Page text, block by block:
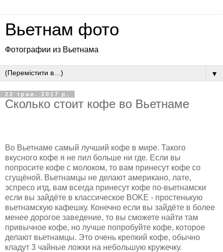
Вьетнам фото
Фотографии из Вьетнама
▼
22 трав. 2017 р.
Сколько стоит кофе во Вьетнаме
Во Вьетнаме самый лучший кофе в мире. Такого
вкусного кофе я не пил больше ни где. Если вы
попросите кофе с молоком, то вам принесут кофе со
сгущёной. Вьетнамцы не делают американо, лате,
эспресо итд, вам всегда принесут кофе по-вьетнамски
если вы зайдёте в клаcсическое BOKE - простенькую
вьетнамскую кафешку. Конечно если вы зайдёте в более
менее дорогое заведение, то вы сможете найти там
привычное кофе, но лучше попробуйте кофе, которое
делают вьетнамцы. Это очень крепкий кофе, обычно
кладут 3 чайные ложки на небольшую кружечку.